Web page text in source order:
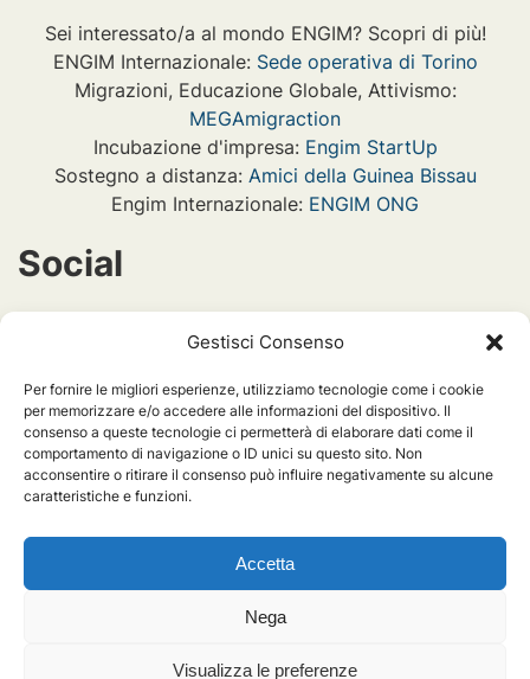
Gestisci Consenso
Per fornire le migliori esperienze, utilizziamo tecnologie come i cookie
per memorizzare e/o accedere alle informazioni del dispositivo. Il
consenso a queste tecnologie ci permetterà di elaborare dati come il
comportamento di navigazione o ID unici su questo sito. Non
acconsentire o ritirare il consenso può influire negativamente su alcune
caratteristiche e funzioni.
Accetta
Nega
Visualizza le preferenze
Sei interessato/a al mondo ENGIM? Scopri di più!
ENGIM Internazionale: Sede operativa di Torino
Migrazioni, Educazione Globale, Attivismo:
MEGAmigraction
Incubazione d'impresa: Engim StartUp
Sostegno a distanza: Amici della Guinea Bissau
Engim Internazionale: ENGIM ONG
Social
engiminternazionale_piemonte
engiminternazionalepiemonte